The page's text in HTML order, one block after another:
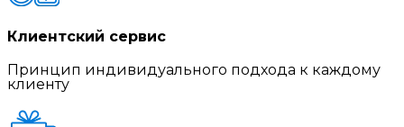
Клиентский сервис
Принцип индивидуального подхода к каждому
клиенту